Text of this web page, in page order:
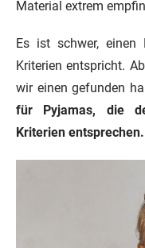
Material extrem
Es ist schwer,
Kriterien entspricht.
wir einen gefunden
für Pyjamas, die
Kriterien entsprechen.